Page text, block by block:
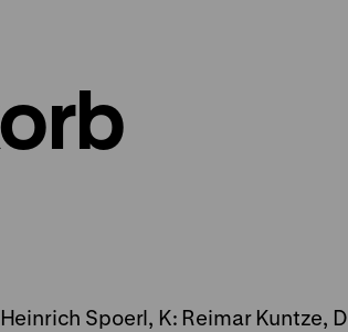
Spoerl, K: Reimar Kuntze,